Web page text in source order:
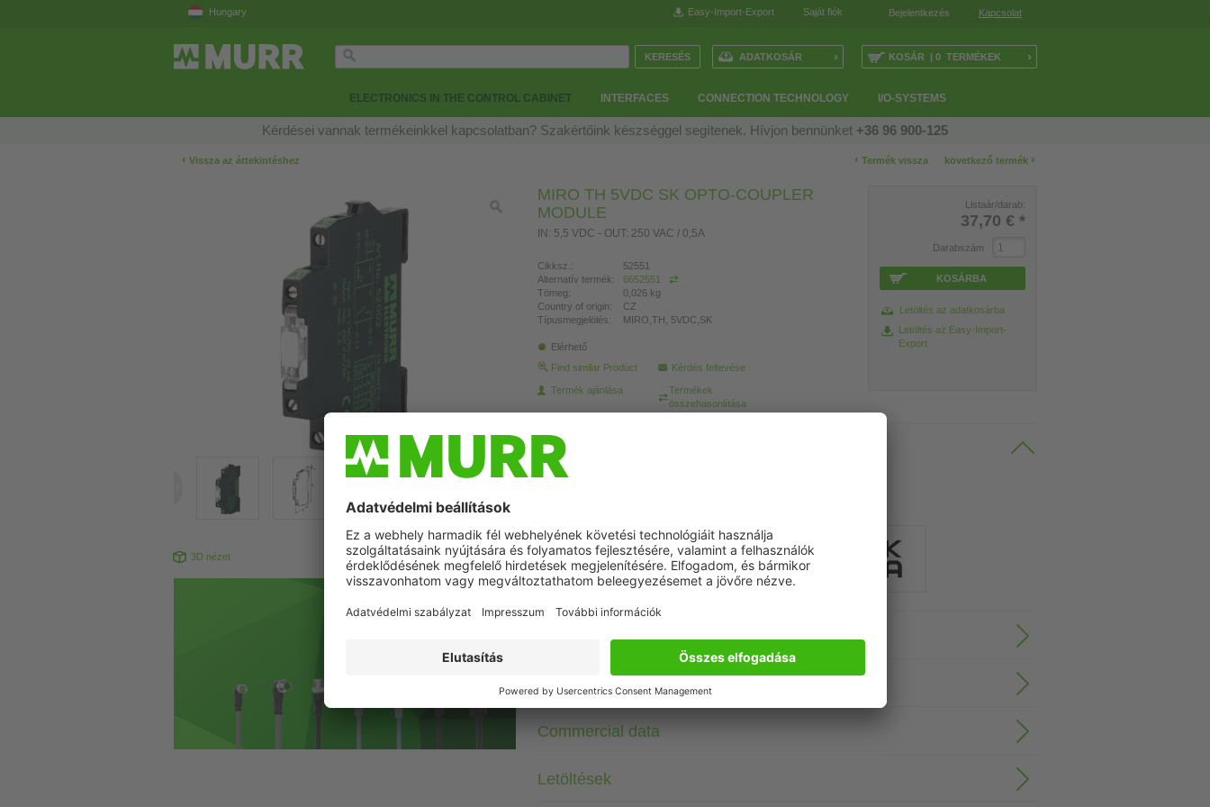
Hungary Bejelentkezés Kapcsolat
Saját fiók
Easy-Import-Export
ELECTRONICS IN THE CONTROL CABINET INTERFACES CONNECTION TECHNOLOGY I/O-SYSTEMS
KOSÁR | 0 TERMÉKEK ›
ADATKOSÁR ›
Kérdései vannak termékeinkkel kapcsolatban? Szakértőink készséggel segítenek. Hívjon bennünket +36 96 900-125
‹ Vissza az áttekintéshez következő termék ›
‹ Termék vissza
3D nézet Szimbolikus kép
MIRO TH 5VDC SK OPTO-COUPLER
MODULE
IN: 5,5 VDC - OUT: 250 VAC / 0,5A
Cikksz.:
52551
Alternatív termék: 6652551
Tömeg:
0,026 kg
Country of origin:
CZ
Típusmegjelölés:
MIRO,TH, 5VDC,SK
Elérhető
Find similar Product
Kérdés feltevése
Termék ajánlása
Termékek
összehasonlítása
Listaár/darab:
37,70 € *
Darabszám
KOSÁRBA
Letöltés az adatkosárba
Letöltés az Easy-Import-
Export
Leírás
Triac 0.5 A
Műszaki adatok
Csatlakozástechnikai adatok
Commercial data
Letöltések